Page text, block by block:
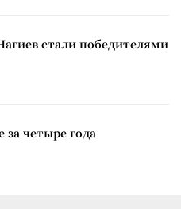
стали победителями
четыре года